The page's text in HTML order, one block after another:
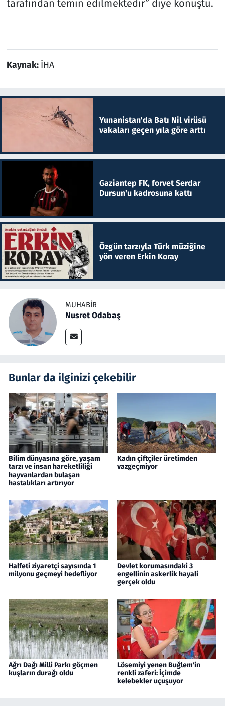
tarafından temin edilmektedir” diye konuştu.
Kaynak: İHA
Yunanistan'da Batı Nil virüsü
vakaları geçen yıla göre arttı
Gaziantep FK, forvet Serdar
Dursun'u kadrosuna kattı
Özgün tarzıyla Türk müziğine
yön veren Erkin Koray
MUHABIR
Nusret Odabaş
Bunlar da ilginizi çekebilir
Bilim dünyasına göre, yaşam
tarzı ve insan hareketliliği
hayvanlardan bulaşan
hastalıkları artırıyor
Kadın çiftçiler üretimden
vazgeçmiyor
Halfeti ziyaretçi sayısında 1
milyonu geçmeyi hedefliyor
Devlet korumasındaki 3
engellinin askerlik hayali
gerçek oldu
Ağrı Dağı Milli Parkı göçmen
kuşların durağı oldu
Lösemiyi yenen Buğlem'in
renkli zaferi: İçimde
kelebekler uçuşuyor